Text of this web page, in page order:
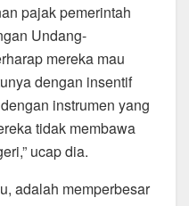
pajak pemerintah
Undang-
mereka mau
dengan insentif
instrumen yang
tidak membawa
ucap dia.
adalah memperbesar